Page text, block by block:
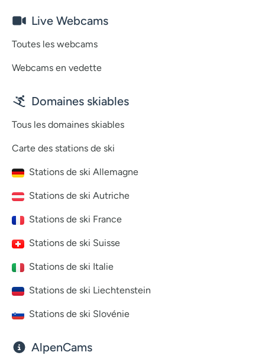
Live Webcams
Toutes les webcams
Webcams en vedette
Domaines skiables
Tous les domaines skiables
Carte des stations de ski
Stations de ski Allemagne
Stations de ski Autriche
Stations de ski France
Stations de ski Suisse
Stations de ski Italie
Stations de ski Liechtenstein
Stations de ski Slovénie
AlpenCams